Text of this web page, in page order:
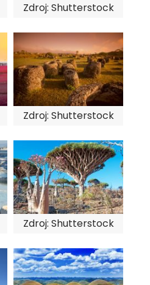
Zdroj: Shutterstock
Zdroj: Shutterstock
Zdroj: Shutterstock